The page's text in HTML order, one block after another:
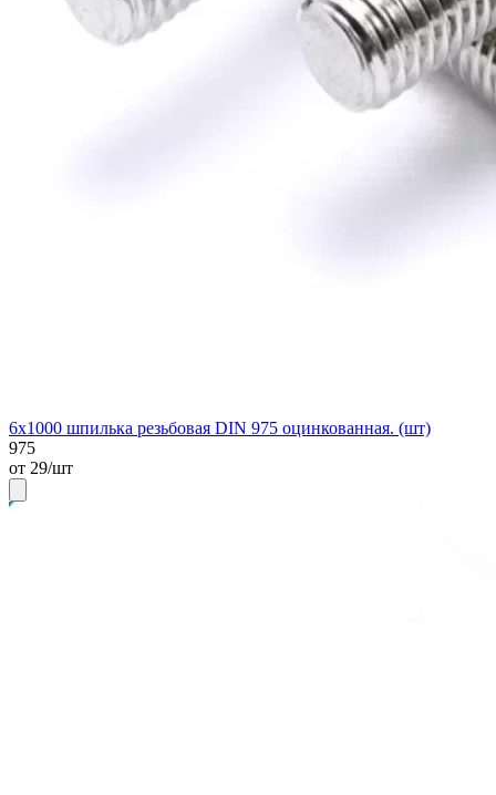
6х1000 шпилька резьбовая DIN 975 оцинкованная. (шт)
975
от 29/шт